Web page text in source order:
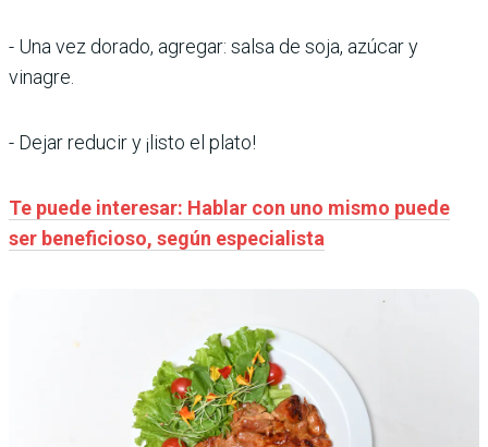
- Una vez dorado, agregar: salsa de soja, azúcar y
vinagre.
- Dejar reducir y ¡listo el plato!
Te puede interesar: Hablar con uno mismo puede
ser beneficioso, según especialista